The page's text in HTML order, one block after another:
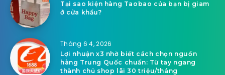
Tại sao kiện hàng Taobao của bạn bị giam
ở cửa khẩu?
Tháng 6 4, 2026
Lợi nhuận x3 nhờ biết cách chọn nguồn
hàng Trung Quốc chuẩn: Từ tay ngang
thành chủ shop lãi 30 triệu/tháng